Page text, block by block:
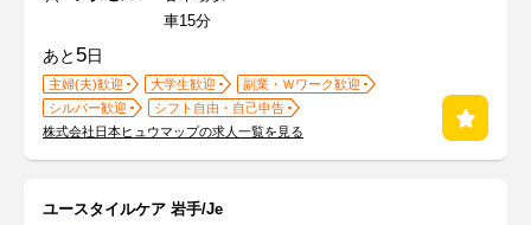
車15分
あと 5日
主婦(夫)歓迎 大学生歓迎
副業・Ｗワーク歓迎
シルバー歓迎
シフト自由・自己申告
株式会社日本ヒュウマップの求人一覧を見る
ユースタイルケア 岩手/Je